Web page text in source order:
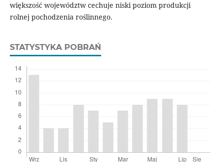
większość województw cechuje niski poziom produkcji
rolnej pochodzenia roślinnego.
STATYSTYKA POBRAŃ